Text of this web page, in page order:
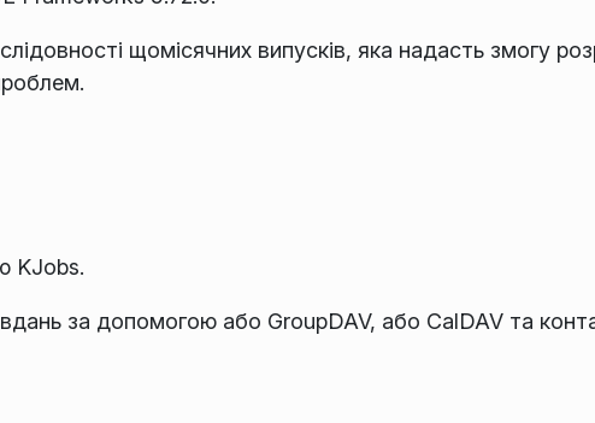
щомісячних випусків, яка надасть змогу
KJobs.
за допомогою або GroupDAV, або CalDAV та